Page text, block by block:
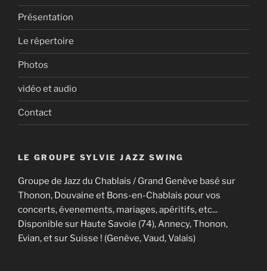
Présentation
Le répertoire
Photos
vidéo et audio
Contact
LE GROUPE SYLVIE JAZZ SWING
Groupe de Jazz du Chablais / Grand Genève basé sur
Thonon, Douvaine et Bons-en-Chablais pour vos
concerts, évenements, mariages, apéritifs, etc...
Disponible sur Haute Savoie (74), Annecy, Thonon,
Evian, et sur Suisse ! (Genève, Vaud, Valais)